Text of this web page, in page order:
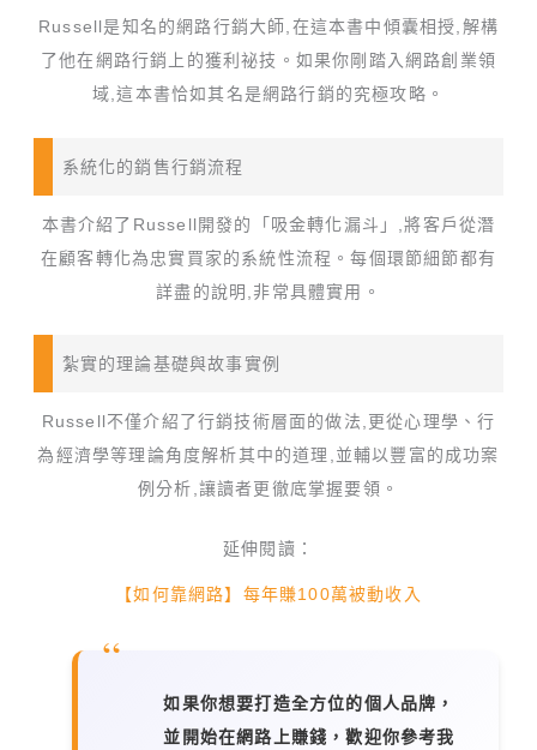
Russell是知名的網路行銷大師,在這本書中傾囊相授,解構
了他在網路行銷上的獲利祕技。如果你剛踏入網路創業領
域,這本書恰如其名是網路行銷的究極攻略。
系統化的銷售行銷流程
本書介紹了Russell開發的「吸金轉化漏斗」,將客戶從潛
在顧客轉化為忠實買家的系統性流程。每個環節細節都有
詳盡的說明,非常具體實用。
紮實的理論基礎與故事實例
Russell不僅介紹了行銷技術層面的做法,更從心理學、行
為經濟學等理論角度解析其中的道理,並輔以豐富的成功案
例分析,讓讀者更徹底掌握要領。
延伸閱讀：
【如何靠網路】每年賺100萬被動收入
如果你想要打造全方位的個人品牌，
並開始在網路上賺錢，歡迎你參考我